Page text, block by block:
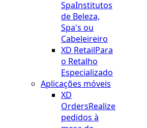
SpaInstitutos
de Beleza,
Spa's ou
Cabeleireiro
XD RetailPara
o Retalho
Especializado
Aplicações móveis
XD
OrdersRealize
pedidos à